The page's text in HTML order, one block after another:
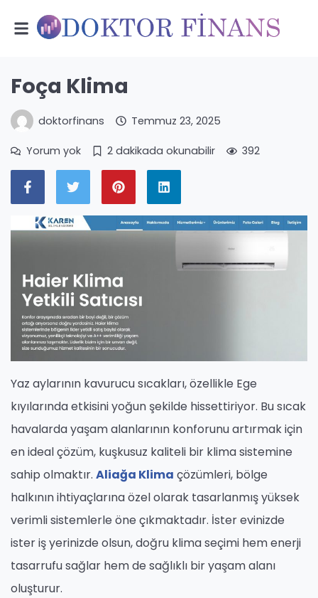
Foça Klima
doktorfinans Temmuz 23, 2025
Yorum yok 2 dakikada okunabilir 392
Yaz aylarının kavurucu sıcakları, özellikle Ege
kıyılarında etkisini yoğun şekilde hissettiriyor. Bu sıcak
havalarda yaşam alanlarının konforunu artırmak için
en ideal çözüm, kuşkusuz kaliteli bir klima sistemine
sahip olmaktır. Aliağa Klima çözümleri, bölge
halkının ihtiyaçlarına özel olarak tasarlanmış yüksek
verimli sistemlerle öne çıkmaktadır. İster evinizde
ister iş yerinizde olsun, doğru klima seçimi hem enerji
tasarrufu sağlar hem de sağlıklı bir yaşam alanı
oluşturur.